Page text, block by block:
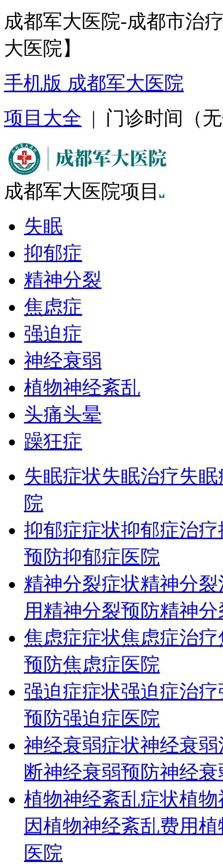
成都军大医院-成都市治
大医院】
手机版 成都军大医院
项目大全 | 门诊时间（
成都军大医院项目
失眠
抑郁症
精神分裂
焦虑症
强迫症
神经衰弱
植物神经紊乱
头痛头晕
躁狂症
失眠症状失眠治疗失
院
抑郁症症状抑郁症治疗
预防抑郁症医院
精神分裂症状精神分裂
用精神分裂预防精神
焦虑症症状焦虑症治疗
预防焦虑症医院
强迫症症状强迫症治疗
预防强迫症医院
神经衰弱症状神经衰弱
断神经衰弱预防神经
植物神经紊乱症状植物
因植物神经紊乱费用植
医院